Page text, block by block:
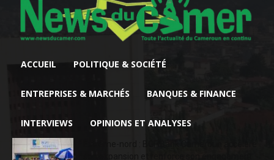
ACCUEIL POLITIQUE & SOCIÉTÉ
ENTREPRISES & MARCHÉS BANQUES & FINANCE
INTERVIEWS OPINIONS ET ANALYSES